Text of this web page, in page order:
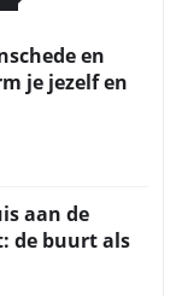
en
je jezelf en
aan de
de buurt als